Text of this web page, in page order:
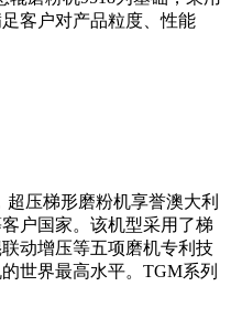
客户对产品粒度、性能
压梯形磨粉机享誉澳大利
户国家。该机型采用了梯
动增压等五项磨机专利技
世界最高水平。TGM系列